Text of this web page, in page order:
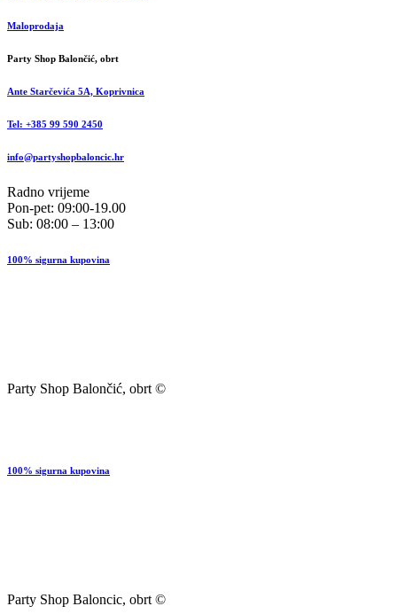
Maloprodaja
Party Shop Balončić, obrt
Ante Starčevića 5A, Koprivnica
Tel: +385 99 590 2450
info@partyshopbaloncic.hr
Radno vrijeme
Pon-pet: 09:00-19.00
Sub: 08:00 – 13:00
100% sigurna kupovina
Party Shop Balončić, obrt ©
100% sigurna kupovina
Party Shop Baloncic, obrt ©